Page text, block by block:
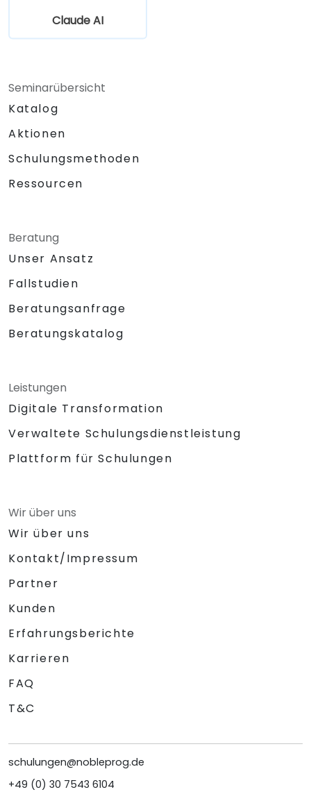
Claude AI
Seminarübersicht
Katalog
Aktionen
Schulungsmethoden
Ressourcen
Beratung
Unser Ansatz
Fallstudien
Beratungsanfrage
Beratungskatalog
Leistungen
Digitale Transformation
Verwaltete Schulungsdienstleistung
Plattform für Schulungen
Wir über uns
Wir über uns
Kontakt/Impressum
Partner
Kunden
Erfahrungsberichte
Karrieren
FAQ
T&C
schulungen@nobleprog.de
+49 (0) 30 7543 6104